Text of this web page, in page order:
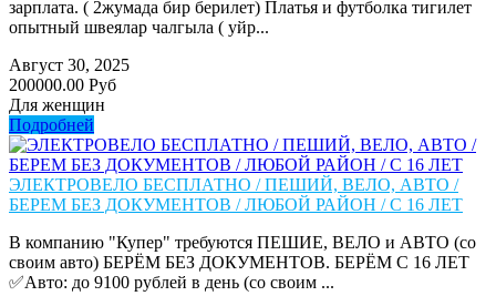
зарплата. ( 2жумада бир берилет) Платья и футболка тигилет
опытный швеялар чалгыла ( уйр...
Август 30, 2025
200000.00 Руб
Для женщин
Подробней
ЭЛЕКТРОВЕЛО БЕСПЛАТНО / ПЕШИЙ, ВЕЛО, АВТО /
БЕРЕМ БЕЗ ДОКУМЕНТОВ / ЛЮБОЙ РАЙОН / С 16 ЛЕТ
В компанию "Купер" требуются ПЕШИЕ, ВЕЛО и АВТО (со
своим авто) БЕРЁМ БЕЗ ДОКУМЕНТОВ. БЕРЁМ С 16 ЛЕТ
✅Авто: до 9100 рублей в день (со своим ...